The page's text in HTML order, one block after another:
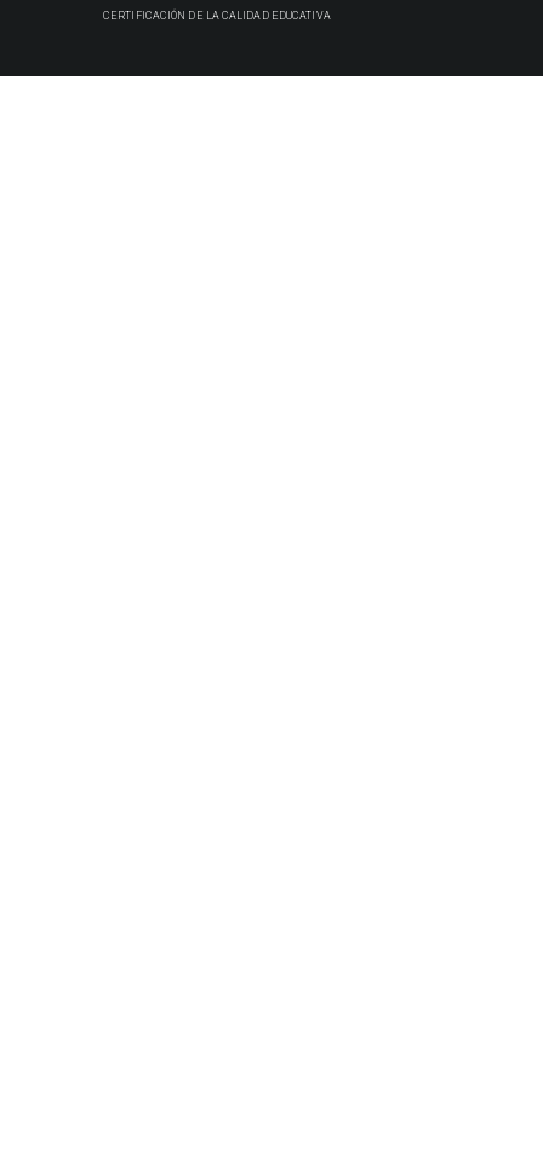
CERTIFICACIÓN DE LA CALIDAD EDUCATIVA